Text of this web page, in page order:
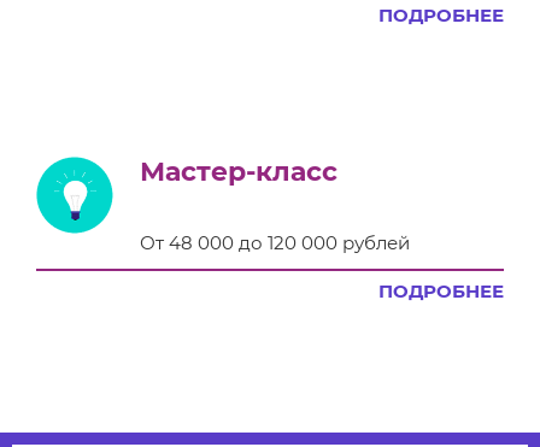
ПОДРОБНЕЕ
Мастер-класс
От 48 000 до 120 000 рублей
ПОДРОБНЕЕ